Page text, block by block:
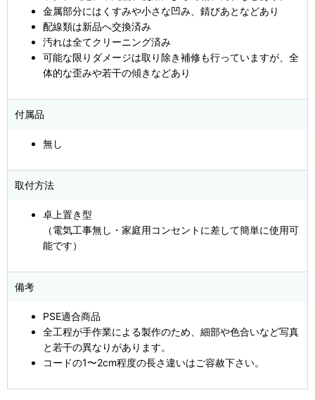
金属部分にはくすみや小さな凹み、錆びあとなどあり
配線類は新品へ交換済み
汚れは全てクリーニング済み
可能な限りダメージは取り除き補修も行っていますが、全
体的な歪みや若干の傾きなどあり
付属品
無し
取付方法
卓上置き型
（電気工事無し・家庭用コンセントに差して簡単に使用可
能です）
備考
PSE適合商品
全工程が手作業による製作のため、細部や色合いなど写真
と若干の異なりがあります。
コードの1〜2cm程度の長さ違いはご容赦下さい。